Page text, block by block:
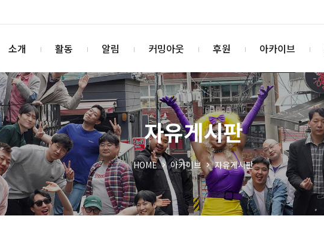
소개 활동 알림 커밍아웃 후원 아카이브
자유게시판
HOME 아카이브 자유게시판